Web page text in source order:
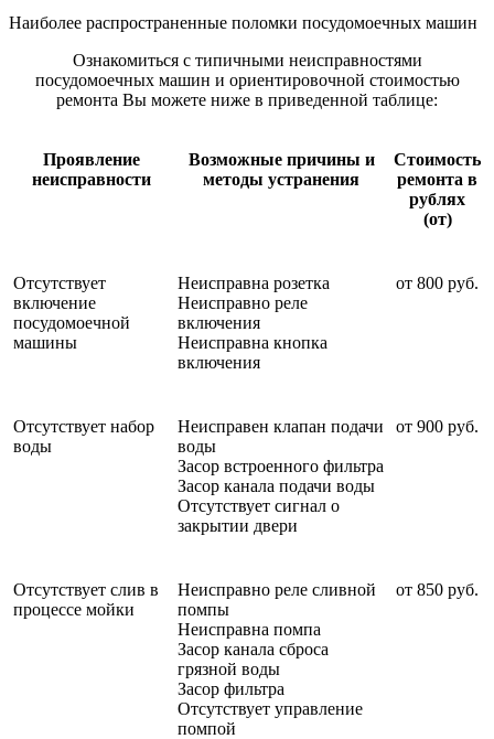
Наиболее распространенные поломки посудомоечных машин
Ознакомиться с типичными неисправностями
посудомоечных машин и ориентировочной стоимостью
ремонта Вы можете ниже в приведенной таблице:
Проявление
неисправности
Возможные причины и
методы устранения
Стоимость
ремонта в
рублях
(от)
Отсутствует
включение
посудомоечной
машины
Неисправна розетка
Неисправно реле
включения
Неисправна кнопка
включения
от 800 руб.
Отсутствует набор
воды
Неисправен клапан подачи
воды
Засор встроенного фильтра
Засор канала подачи воды
Отсутствует сигнал о
закрытии двери
от 900 руб.
Отсутствует слив в
процессе мойки
Неисправно реле сливной
помпы
Неисправна помпа
Засор канала сброса
грязной воды
Засор фильтра
Отсутствует управление
помпой
от 850 руб.